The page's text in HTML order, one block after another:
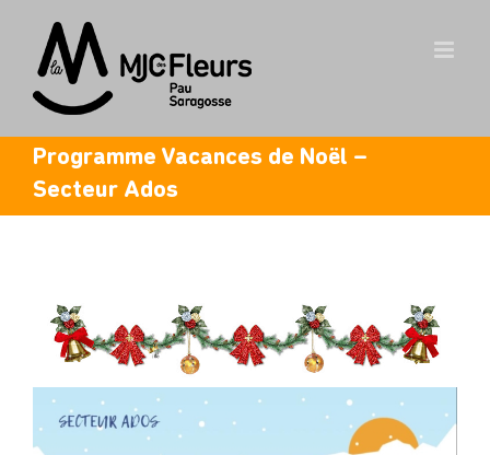
content
Programme Vacances de Noël –
Secteur Ados